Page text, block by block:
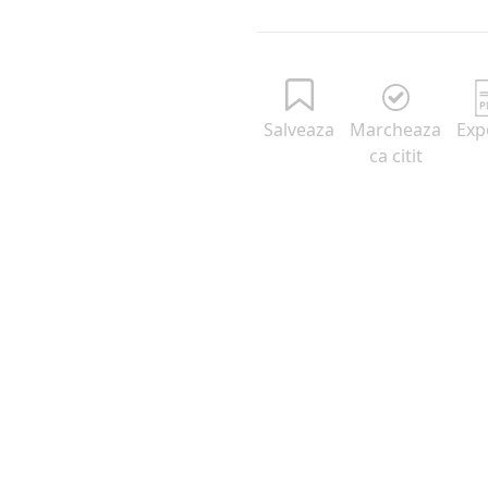
Salveaza
Marcheaza
ca citit